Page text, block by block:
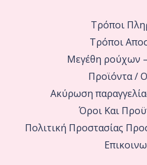
Τρόποι
Τρόποι
Μεγέθη ρούχων
Προϊόντα /
Ακύρωση
Όροι Και
Πολιτική Προστασίας